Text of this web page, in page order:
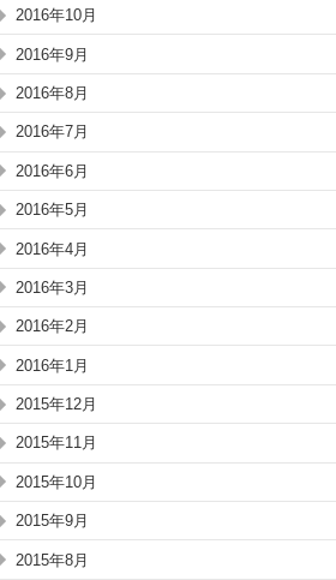
2016年10月
2016年9月
2016年8月
2016年7月
2016年6月
2016年5月
2016年4月
2016年3月
2016年2月
2016年1月
2015年12月
2015年11月
2015年10月
2015年9月
2015年8月